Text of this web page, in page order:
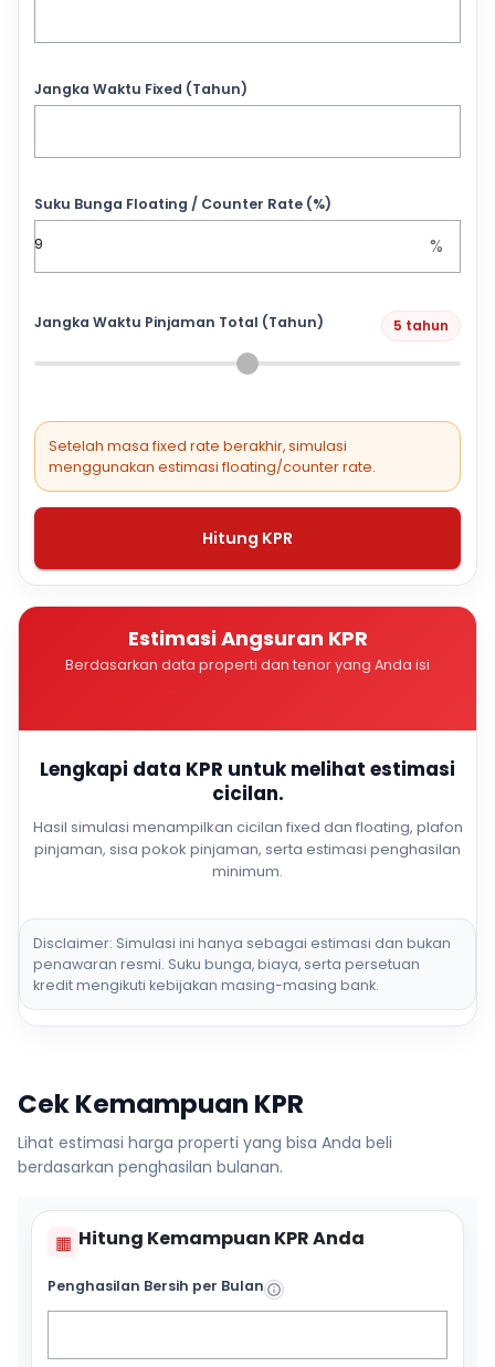
Jangka Waktu Fixed (Tahun)
Suku Bunga Floating / Counter Rate (%)
%
Jangka Waktu Pinjaman Total (Tahun) 5 tahun
Setelah masa fixed rate berakhir, simulasi
menggunakan estimasi floating/counter rate.
Hitung KPR
Estimasi Angsuran KPR
Berdasarkan data properti dan tenor yang Anda isi
Lengkapi data KPR untuk melihat estimasi
cicilan.
Hasil simulasi menampilkan cicilan fixed dan floating, plafon
pinjaman, sisa pokok pinjaman, serta estimasi penghasilan
minimum.
Disclaimer: Simulasi ini hanya sebagai estimasi dan bukan
penawaran resmi. Suku bunga, biaya, serta persetuan
kredit mengikuti kebijakan masing-masing bank.
Cek Kemampuan KPR
Lihat estimasi harga properti yang bisa Anda beli
berdasarkan penghasilan bulanan.
▦ Hitung Kemampuan KPR Anda
Penghasilan Bersih per Bulan